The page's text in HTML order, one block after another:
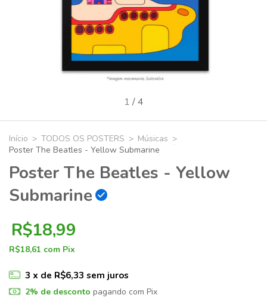
1 /4
Início > TODOS OS POSTERS > Músicas >
Poster The Beatles - Yellow Submarine
Poster The Beatles - Yellow
Submarine
R$18,99
R$18,61 com Pix
3 x de R$6,33 sem juros
2% de desconto pagando com Pix